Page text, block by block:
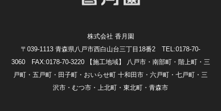
株式会社 香月園
〒039-1113 青森県八戸市西白山台三丁目18番2 TEL:0178-70-
3060 FAX:0178-70-3220
【施工地域】 八戸市・南部町・階上町・三
戸町・五戸町・田子町・おいらせ町 十和田市・六戸町・七戸町・三
沢市・むつ市・上北町・東北町・青森市